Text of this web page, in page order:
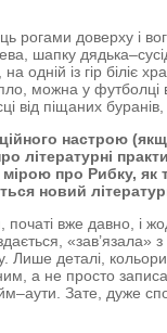
рогами доверху і
шапку
одній із гір біліє
можна у футболці
від піщаних
настрою
літературні
про Рибку, як
новий
вже давно, і
Лише деталі,
а не просто
Зате, дуже